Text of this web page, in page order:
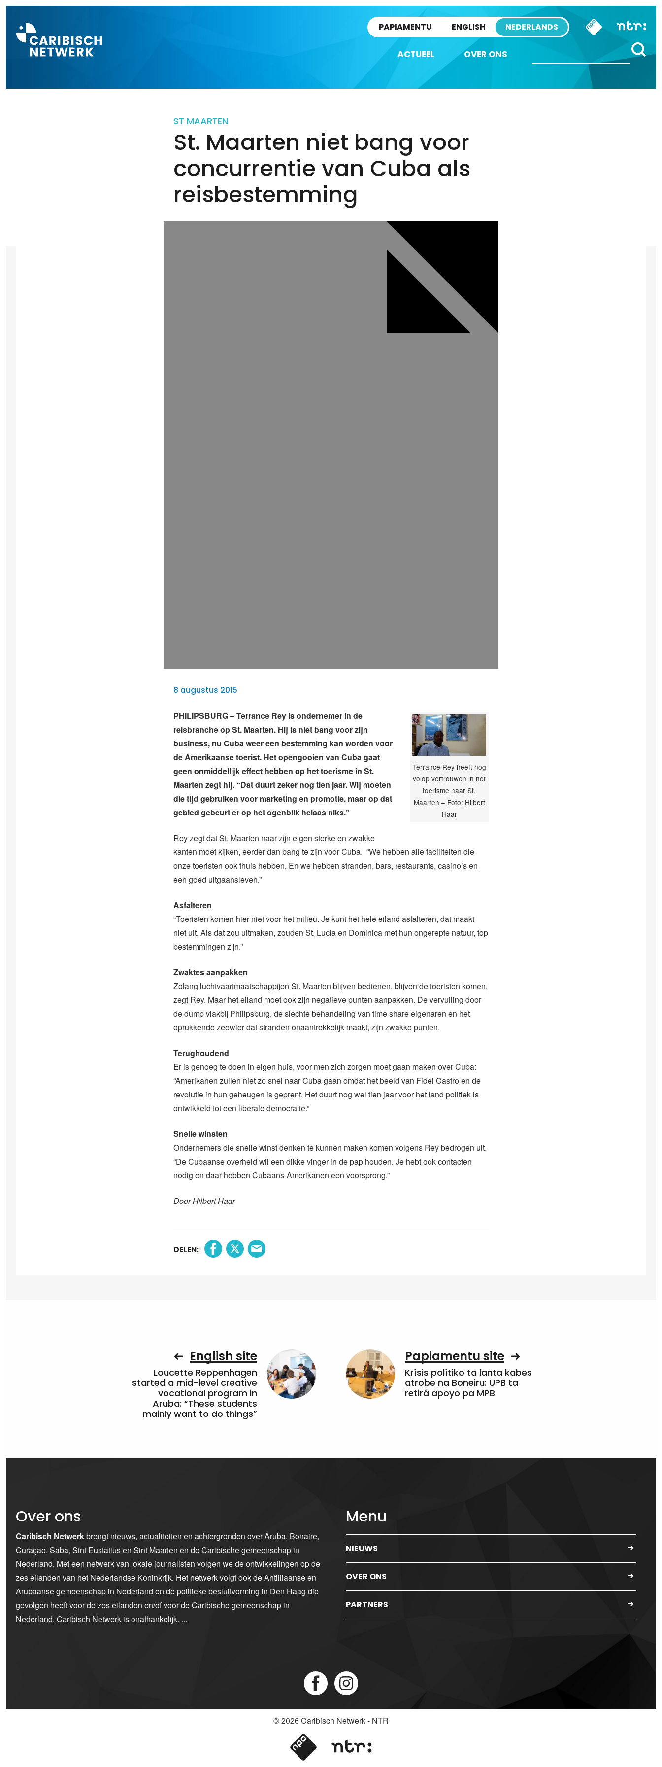
PAPIAMENTU ENGLISH NEDERLANDS
ACTUEEL OVER ONS
ST MAARTEN
St. Maarten niet bang voor
concurrentie van Cuba als
reisbestemming
8 augustus 2015
Terrance Rey heeft nog
volop vertrouwen in het
toerisme naar St.
Maarten – Foto: Hilbert
Haar
PHILIPSBURG – Terrance Rey is ondernemer in de
reisbranche op St. Maarten. Hij is niet bang voor zijn
business, nu Cuba weer een bestemming kan worden voor
de Amerikaanse toerist. Het opengooien van Cuba gaat
geen onmiddellijk effect hebben op het toerisme in St.
Maarten zegt hij. “Dat duurt zeker nog tien jaar. Wij moeten
die tijd gebruiken voor marketing en promotie, maar op dat
gebied gebeurt er op het ogenblik helaas niks.”
Rey zegt dat St. Maarten naar zijn eigen sterke en zwakke
kanten moet kijken, eerder dan bang te zijn voor Cuba. “We hebben alle faciliteiten die
onze toeristen ook thuis hebben. En we hebben stranden, bars, restaurants, casino’s en
een goed uitgaansleven.”
Asfalteren
“Toeristen komen hier niet voor het milieu. Je kunt het hele eiland asfalteren, dat maakt
niet uit. Als dat zou uitmaken, zouden St. Lucia en Dominica met hun ongerepte natuur, top
bestemmingen zijn.”
Zwaktes aanpakken
Zolang luchtvaartmaatschappijen St. Maarten blijven bedienen, blijven de toeristen komen,
zegt Rey. Maar het eiland moet ook zijn negatieve punten aanpakken. De vervuiling door
de dump vlakbij Philipsburg, de slechte behandeling van time share eigenaren en het
oprukkende zeewier dat stranden onaantrekkelijk maakt, zijn zwakke punten.
Terughoudend
Er is genoeg te doen in eigen huis, voor men zich zorgen moet gaan maken over Cuba:
“Amerikanen zullen niet zo snel naar Cuba gaan omdat het beeld van Fidel Castro en de
revolutie in hun geheugen is geprent. Het duurt nog wel tien jaar voor het land politiek is
ontwikkeld tot een liberale democratie.”
Snelle winsten
Ondernemers die snelle winst denken te kunnen maken komen volgens Rey bedrogen uit.
“De Cubaanse overheid wil een dikke vinger in de pap houden. Je hebt ook contacten
nodig en daar hebben Cubaans-Amerikanen een voorsprong.”
Door Hilbert Haar
DELEN:
English site
Loucette Reppenhagen
started a mid-level creative
vocational program in
Aruba: “These students
mainly want to do things”
Papiamentu site
Krísis polítiko ta lanta kabes
atrobe na Boneiru: UPB ta
retirá apoyo pa MPB
Over ons
Caribisch Netwerkbrengt nieuws, actualiteiten en achtergronden over Aruba, Bonaire,
Curaçao, Saba, Sint Eustatius en Sint Maarten en de Caribische gemeenschap in
Nederland. Met een netwerk van lokale journalisten volgen we de ontwikkelingen op de
zes eilanden van het Nederlandse Koninkrijk. Het netwerk volgt ook de Antilliaanse en
Arubaanse gemeenschap in Nederland en de politieke besluitvorming in Den Haag die
gevolgen heeft voor de zes eilanden en/of voor de Caribische gemeenschap in
Nederland. Caribisch Netwerk is onafhankelijk. ...
Menu
NIEUWS
OVER ONS
PARTNERS
© 2026Caribisch Netwerk - NTR